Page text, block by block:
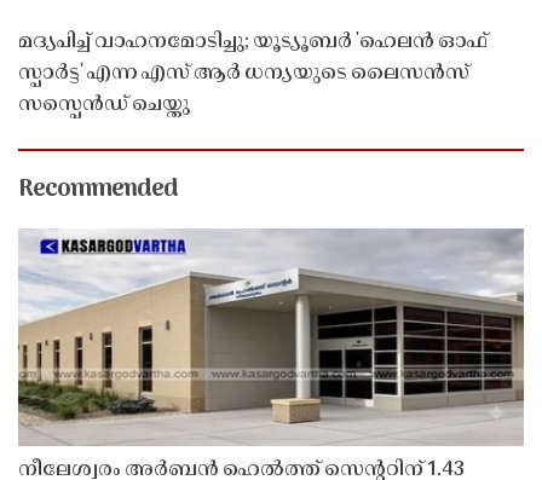
മദ്യപിച്ച് വാഹനമോടിച്ചു; യൂട്യൂബർ 'ഹെലൻ ഓഫ്
സ്പാർട്ട' എന്ന എസ് ആർ ധന്യയുടെ ലൈസൻസ്
സസ്പെൻഡ് ചെയ്തു ​​​​​​​
Recommended
നീലേശ്വരം അർബൻ ഹെൽത്ത് സെൻ്ററിന് 1.43